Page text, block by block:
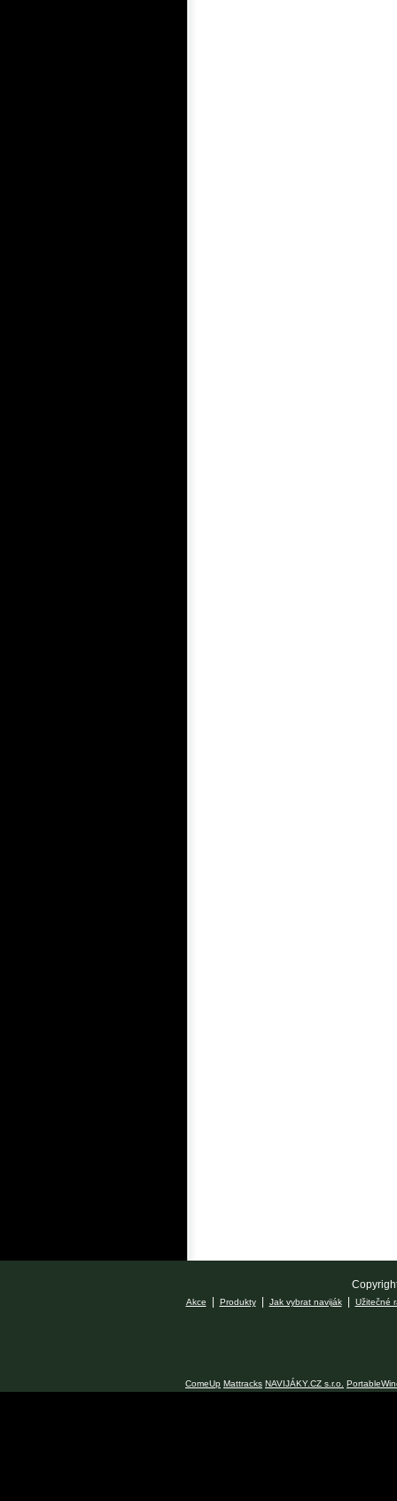
Akce Produkty| Jak vybrat naviják| Užitečné
ComeUp Mattracks NAVIJÁKY.CZ s.r.o.